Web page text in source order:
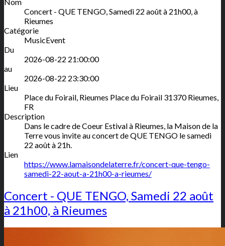
Nom
Concert - QUE TENGO, Samedi 22 août à 21h00, à
Rieumes
Catégorie
MusicEvent
Du
2026-08-22 21:00:00
au
2026-08-22 23:30:00
Lieu
Place du Foirail, Rieumes Place du Foirail 31370 Rieumes,
FR
Description
Dans le cadre de Coeur Estival à Rieumes, la Maison de la
Terre vous invite au concert de QUE TENGO le samedi
22 août à 21h.
Lien
https://www.lamaisondelaterre.fr/concert-que-tengo-
samedi-22-aout-a-21h00-a-rieumes/
Concert - QUE TENGO, Samedi 22 août
à 21h00, à Rieumes